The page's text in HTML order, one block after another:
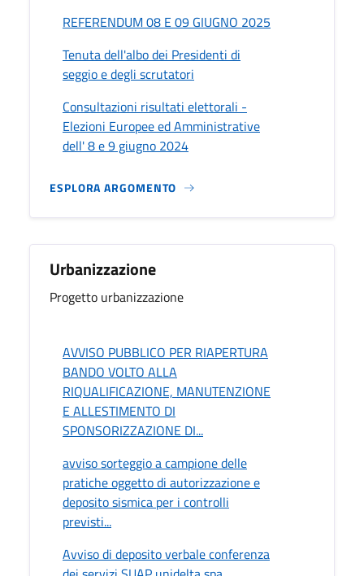
REFERENDUM 08 E 09 GIUGNO 2025
Tenuta dell'albo dei Presidenti di
seggio e degli scrutatori
Consultazioni risultati elettorali -
Elezioni Europee ed Amministrative
dell' 8 e 9 giugno 2024
ESPLORA ARGOMENTO
Urbanizzazione
Progetto urbanizzazione
AVVISO PUBBLICO PER RIAPERTURA
BANDO VOLTO ALLA
RIQUALIFICAZIONE, MANUTENZIONE
E ALLESTIMENTO DI
SPONSORIZZAZIONE DI...
avviso sorteggio a campione delle
pratiche oggetto di autorizzazione e
deposito sismica per i controlli
previsti...
Avviso di deposito verbale conferenza